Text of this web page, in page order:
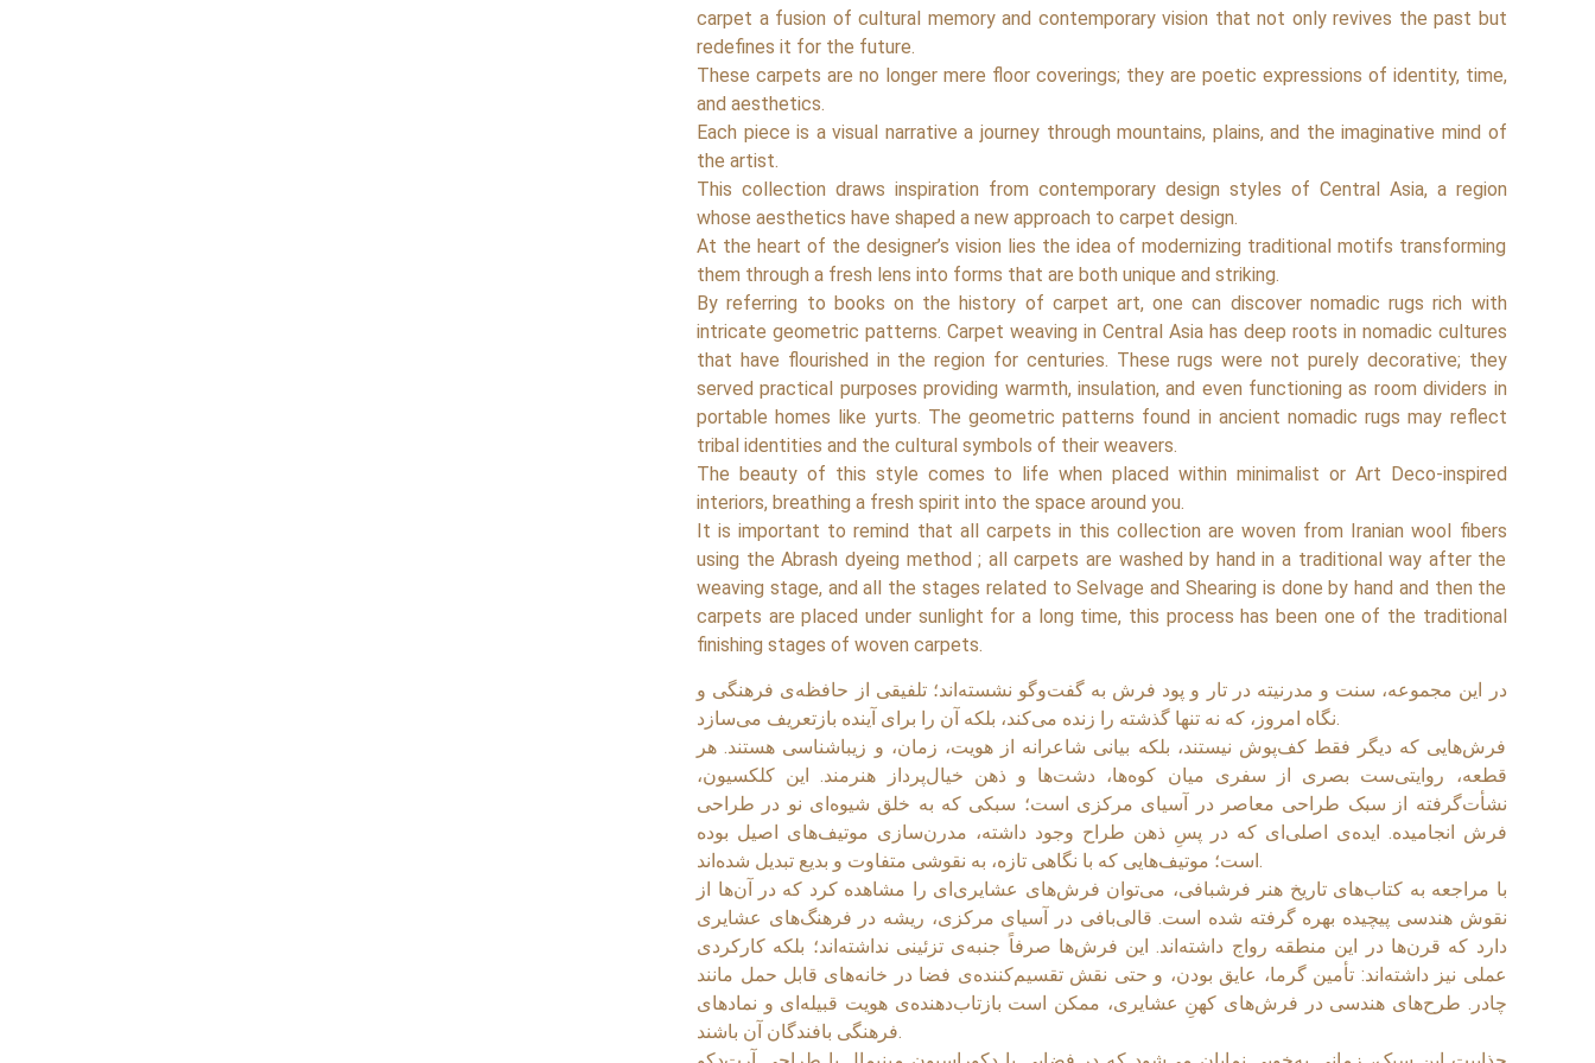
carpet a fusion of cultural memory and contemporary vision that not only revives the past but
redefines it for the future.
These carpets are no longer mere floor coverings; they are poetic expressions of identity, time,
and aesthetics.
Each piece is a visual narrative a journey through mountains, plains, and the imaginative mind of
the artist.
This collection draws inspiration from contemporary design styles of Central Asia, a region
whose aesthetics have shaped a new approach to carpet design.
At the heart of the designer’s vision lies the idea of modernizing traditional motifs transforming
them through a fresh lens into forms that are both unique and striking.
By referring to books on the history of carpet art, one can discover nomadic rugs rich with
intricate geometric patterns. Carpet weaving in Central Asia has deep roots in nomadic cultures
that have flourished in the region for centuries. These rugs were not purely decorative; they
served practical purposes providing warmth, insulation, and even functioning as room dividers in
portable homes like yurts. The geometric patterns found in ancient nomadic rugs may reflect
tribal identities and the cultural symbols of their weavers.
The beauty of this style comes to life when placed within minimalist or Art Deco-inspired
interiors, breathing a fresh spirit into the space around you.
It is important to remind that all carpets in this collection are woven from Iranian wool fibers
using the Abrash dyeing method ; all carpets are washed by hand in a traditional way after the
weaving stage, and all the stages related to Selvage and Shearing is done by hand and then the
carpets are placed under sunlight for a long time, this process has been one of the traditional
finishing stages of woven carpets.
در این مجموعه، سنت و مدرنیته در تار و پود فرش به گفت‌وگو نشسته‌اند؛ تلفیقی از حافظه‌ی فرهنگی و
نگاه امروز، که نه تنها گذشته را زنده می‌کند، بلکه آن را برای آینده بازتعریف می‌سازد.
فرش‌هایی که دیگر فقط کف‌پوش نیستند، بلکه بیانی شاعرانه از هویت، زمان، و زیباشناسی هستند. هر
قطعه، روایتی‌ست بصری از سفری میان کوه‌ها، دشت‌ها و ذهن خیال‌پرداز هنرمند. این کلکسیون،
نشأت‌گرفته از سبک طراحی معاصر در آسیای مرکزی است؛ سبکی که به خلق شیوه‌ای نو در طراحی
فرش انجامیده. ایده‌ی اصلی‌ای که در پسِ ذهن طراح وجود داشته، مدرن‌سازی موتیف‌های اصیل بوده
است؛ موتیف‌هایی که با نگاهی تازه، به نقوشی متفاوت و بدیع تبدیل شده‌اند.
با مراجعه به کتاب‌های تاریخ هنر فرشبافی، می‌توان فرش‌های عشایری‌ای را مشاهده کرد که در آن‌ها از
نقوش هندسی پیچیده بهره گرفته شده است. قالی‌بافی در آسیای مرکزی، ریشه در فرهنگ‌های عشایری
دارد که قرن‌ها در این منطقه رواج داشته‌اند. این فرش‌ها صرفاً جنبه‌ی تزئینی نداشته‌اند؛ بلکه کارکردی
عملی نیز داشته‌اند: تأمین گرما، عایق بودن، و حتی نقش تقسیم‌کننده‌ی فضا در خانه‌های قابل حمل مانند
چادر. طرح‌های هندسی در فرش‌های کهنِ عشایری، ممکن است بازتاب‌دهنده‌ی هویت قبیله‌ای و نمادهای
فرهنگی بافندگان آن باشند.